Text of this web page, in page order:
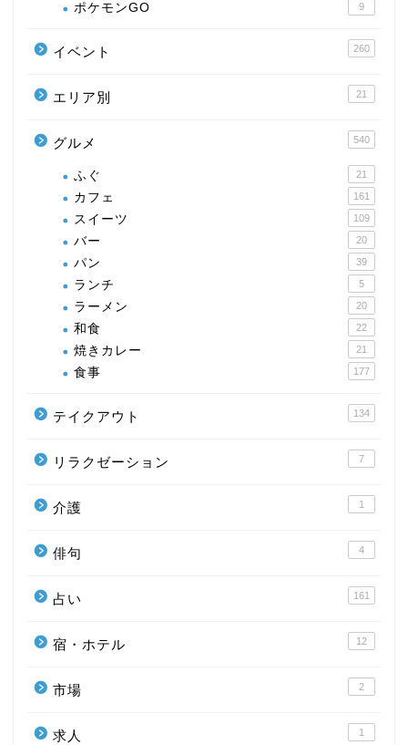
ポケモンGO 9
イベント 260
エリア別 21
グルメ 540
ふぐ 21
カフェ 161
スイーツ 109
バー 20
パン 39
ランチ 5
ラーメン 20
和食 22
焼きカレー 21
食事 177
テイクアウト 134
リラクゼーション 7
介護 1
俳句 4
占い 161
宿・ホテル 12
市場 2
求人 1